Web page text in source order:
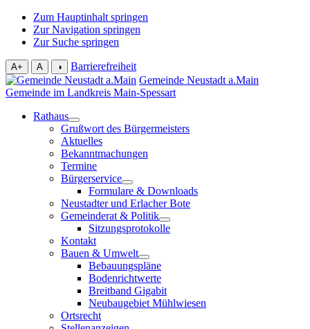
Zum Hauptinhalt springen
Zur Navigation springen
Zur Suche springen
A+ A ◑
Barrierefreiheit
Gemeinde Neustadt a.Main
Gemeinde im Landkreis Main-Spessart
Rathaus
Grußwort des Bürgermeisters
Aktuelles
Bekanntmachungen
Termine
Bürgerservice
Formulare & Downloads
Neustadter und Erlacher Bote
Gemeinderat & Politik
Sitzungsprotokolle
Kontakt
Bauen & Umwelt
Bebauungspläne
Bodenrichtwerte
Breitband Gigabit
Neubaugebiet Mühlwiesen
Ortsrecht